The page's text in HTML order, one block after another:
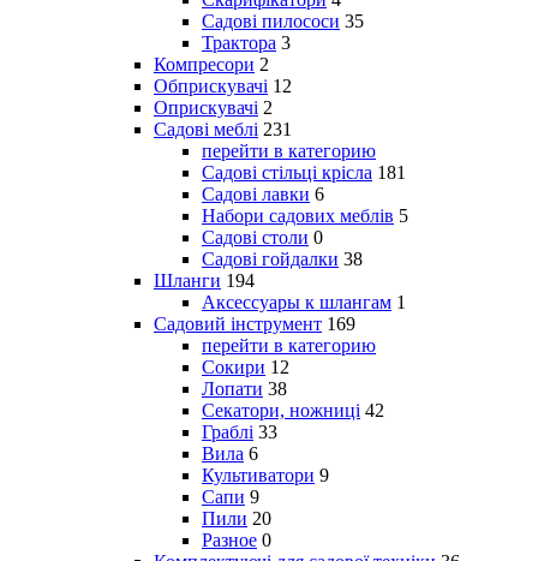
Садові пилососи 35
Трактора 3
Компресори 2
Обприскувачі 12
Оприскувачі 2
Садові меблі 231
перейти в категорию
Садові стільці крісла 181
Садові лавки 6
Набори садових меблів 5
Садові столи 0
Садові гойдалки 38
Шланги 194
Аксессуары к шлангам 1
Садовий інструмент 169
перейти в категорию
Сокири 12
Лопати 38
Секатори, ножниці 42
Граблі 33
Вила 6
Культиватори 9
Сапи 9
Пили 20
Разное 0